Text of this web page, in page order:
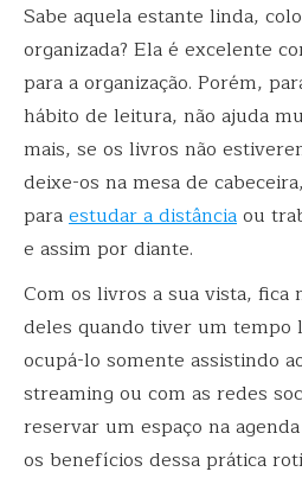
Sabe aquela estante linda,
organizada? Ela é excelente
para a organização. Porém,
hábito de leitura, não ajuda
mais, se os livros não
deixe-os na mesa de
paraestudar a distânciaou
e assim por diante.
Com os livros a sua vista,
deles quando tiver um tempo
ocupá-lo somente assistindo
streaming ou com as redes
reservar um espaço na
os benefícios dessa prática